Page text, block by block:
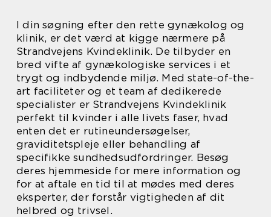
I din søgning efter den rette gynækolog og
klinik, er det værd at kigge nærmere på
Strandvejens Kvindeklinik. De tilbyder en
bred vifte af gynækologiske services i et
trygt og indbydende miljø. Med state-of-the-
art faciliteter og et team af dedikerede
specialister er Strandvejens Kvindeklinik
perfekt til kvinder i alle livets faser, hvad
enten det er rutineundersøgelser,
graviditetspleje eller behandling af
specifikke sundhedsudfordringer. Besøg
deres hjemmeside for mere information og
for at aftale en tid til at mødes med deres
eksperter, der forstår vigtigheden af dit
helbred og trivsel.